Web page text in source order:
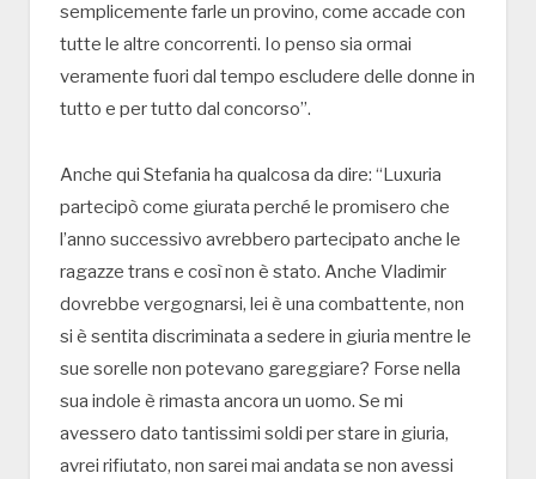
semplicemente farle un provino, come accade con
tutte le altre concorrenti. Io penso sia ormai
veramente fuori dal tempo escludere delle donne in
tutto e per tutto dal concorso”.
Anche qui Stefania ha qualcosa da dire: “Luxuria
partecipò come giurata perché le promisero che
l’anno successivo avrebbero partecipato anche le
ragazze trans e così non è stato. Anche Vladimir
dovrebbe vergognarsi, lei è una combattente, non
si è sentita discriminata a sedere in giuria mentre le
sue sorelle non potevano gareggiare? Forse nella
sua indole è rimasta ancora un uomo. Se mi
avessero dato tantissimi soldi per stare in giuria,
avrei rifiutato, non sarei mai andata se non avessi